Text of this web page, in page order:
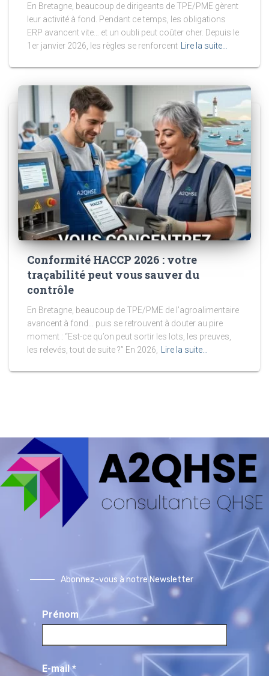
En Bretagne, beaucoup de dirigeants de TPE/PME gèrent
leur activité à fond. Pendant ce temps, les obligations
ERP avancent vite… et un oubli peut coûter cher. Depuis le
1er janvier 2026, les règles se renforcent
Lire la suite…
Conformité HACCP 2026 : votre
traçabilité peut vous sauver du
contrôle
En Bretagne, beaucoup de TPE/PME de l’agroalimentaire
avancent à fond… puis se retrouvent à douter au pire
moment : “Est-ce qu’on peut sortir les lots, les preuves,
les relevés, tout de suite ?” En 2026, Lire la suite…
Abonnez-vous à notre Newsletter
Prénom
E-mail*